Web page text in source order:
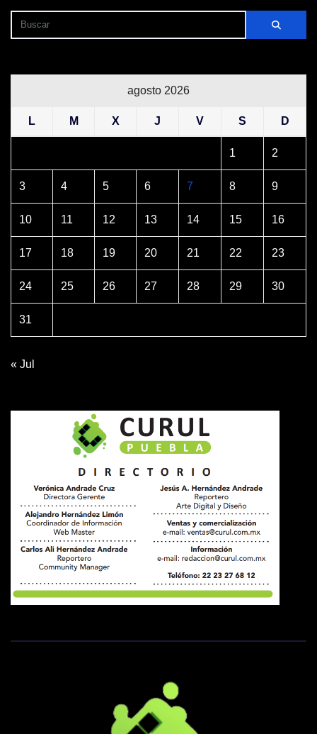
agosto 2026
L M X J V S D
1 2
3 4 5 6 7 8 9
10 11 12 13 14 15 16
17 18 19 20 21 22 23
24 25 26 27 28 29 30
31
« Jul